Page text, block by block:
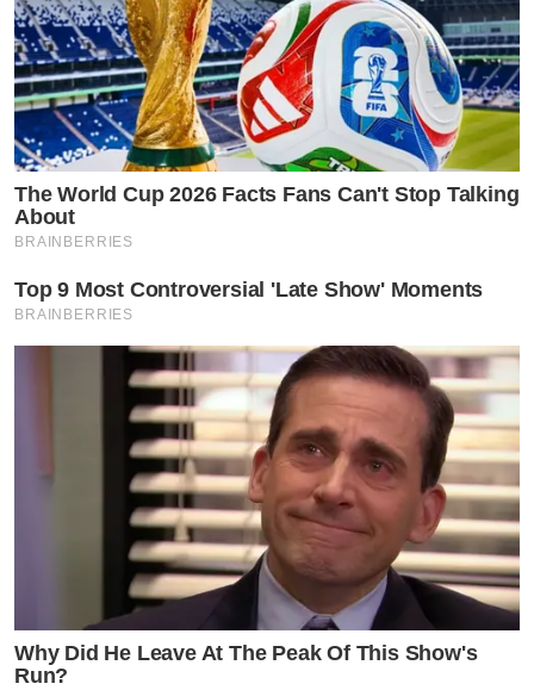
The World Cup 2026 Facts Fans Can't Stop Talking
About
BRAINBERRIES
Top 9 Most Controversial 'Late Show' Moments
BRAINBERRIES
Why Did He Leave At The Peak Of This Show's
Run?